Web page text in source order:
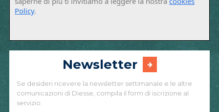
Policy.
Newsletter
Se desideri ricevere la newsletter settimanale e le altre
comunicazioni di Diesse, compila il form di iscrizione al
servizio.